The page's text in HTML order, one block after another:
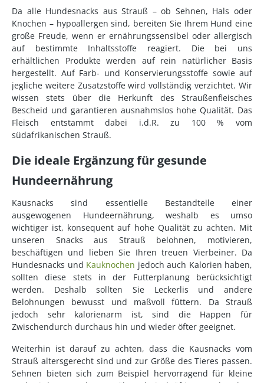
Da alle Hundesnacks aus Strauß – ob Sehnen, Hals oder
Knochen – hypoallergen sind, bereiten Sie Ihrem Hund eine
große Freude, wenn er ernährungssensibel oder allergisch
auf bestimmte Inhaltsstoffe reagiert. Die bei uns
erhältlichen Produkte werden auf rein natürlicher Basis
hergestellt. Auf Farb- und Konservierungsstoffe sowie auf
jegliche weitere Zusatzstoffe wird vollständig verzichtet. Wir
wissen stets über die Herkunft des Straußenfleisches
Bescheid und garantieren ausnahmslos hohe Qualität. Das
Fleisch entstammt dabei i.d.R. zu 100 % vom
südafrikanischen Strauß.
Die ideale Ergänzung für gesunde
Hundeernährung
Kausnacks sind essentielle Bestandteile einer
ausgewogenen Hundeernährung, weshalb es umso
wichtiger ist, konsequent auf hohe Qualität zu achten. Mit
unseren Snacks aus Strauß belohnen, motivieren,
beschäftigen und lieben Sie Ihren treuen Vierbeiner. Da
Hundesnacks und Kauknochen jedoch auch Kalorien haben,
sollten diese stets in der Futterplanung berücksichtigt
werden. Deshalb sollten Sie Leckerlis und andere
Belohnungen bewusst und maßvoll füttern. Da Strauß
jedoch sehr kalorienarm ist, sind die Happen für
Zwischendurch durchaus hin und wieder öfter geeignet.
Weiterhin ist darauf zu achten, dass die Kausnacks vom
Strauß altersgerecht sind und zur Größe des Tieres passen.
Sehnen bieten sich zum Beispiel hervorragend für kleine